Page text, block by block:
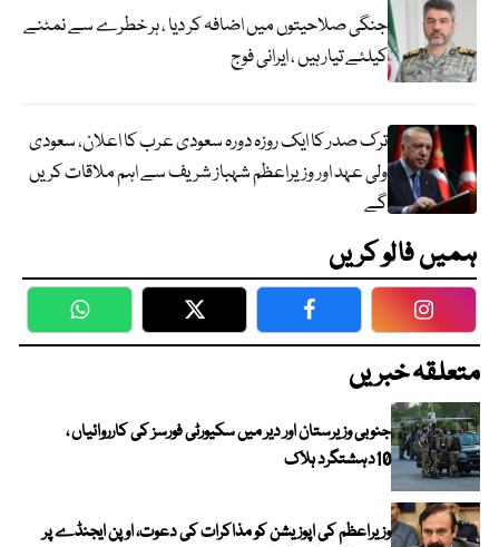
جنگی صلاحیتوں میں اضافہ کر دیا ، ہر خطرے سے نمٹنے
کیلئے تیار ہیں ، ایرانی فوج
ترک صدر کا ایک روزہ دورہ سعودی عرب کا اعلان، سعودی
ولی عہد اور وزیراعظم شہباز شریف سے اہم ملاقات کریں
گے
ہمیں فالو کریں
WhatsApp Twitter Facebook
متعلقہ خبریں
جنوبی وزیرستان اور دیر میں سکیورٹی فورسز کی کارروائیاں ،
10دہشتگرد ہلاک
وزیراعظم کی اپوزیشن کو مذاکرات کی دعوت، اوپن ایجنڈے پر